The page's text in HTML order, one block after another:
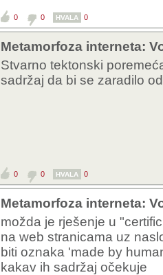
0 0 HVALA 0
Metamorfoza interneta:
Stvarno tektonski
sadržaj da bi se zaradilo
0 0 HVALA 0
Metamorfoza interneta:
možda je rješenje u
na web stranicama uz
biti oznaka 'made by
kakav ih sadržaj očekuje